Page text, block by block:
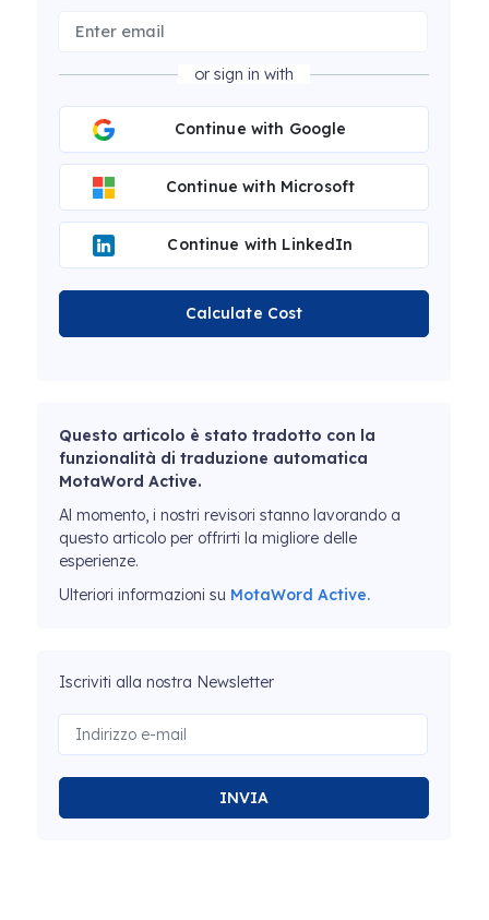
or sign in with
Continue with Google
Continue with Microsoft
Continue with LinkedIn
Calculate Cost
Questo articolo è stato tradotto con la
funzionalità di traduzione automatica
MotaWord Active.
Al momento, i nostri revisori stanno lavorando a
questo articolo per offrirti la migliore delle
esperienze.
Ulteriori informazioni su MotaWord Active.
Iscriviti alla nostra Newsletter
INVIA